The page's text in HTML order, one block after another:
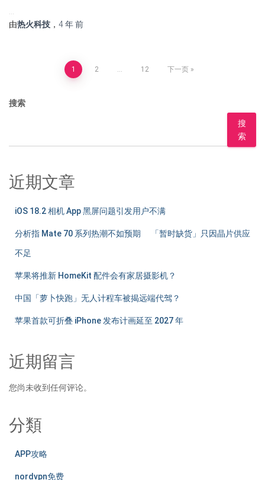
…
由热火科技 ， 4 年前
章
1 2 … 12 下一页
搜索
搜
索
近期文章
iOS 18.2 相机 App 黑屏问题引发用户不满
分析指 Mate 70 系列热潮不如预期 「暂时缺货」只因晶片供应
不足
苹果将推新 HomeKit 配件会有家居摄影机？
中国「萝卜快跑」无人计程车被揭远端代驾？
苹果首款可折叠 iPhone 发布计画延至 2027 年
近期留言
您尚未收到任何评论。
分類
APP攻略
nordvpn免费